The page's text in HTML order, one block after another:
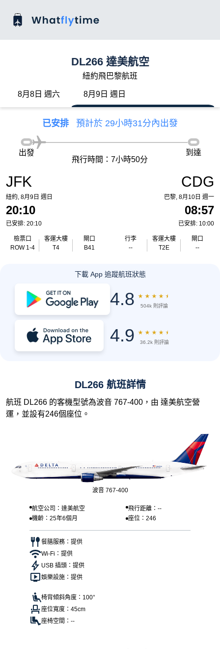
DL266 達美航空
紐約飛巴黎航班
8月8日 週六 8月9日 週日
已安排 預計於 29小時31分內出發
JFK
紐約, 8月9日 週日
20:10
已安排: 20:10
檢票口
ROW 1-4
客運大樓
T4
閘口
B41
出發
飛行時間：7小時50分
到達
CDG
巴黎, 8月10日 週一
08:57
已安排: 10:00
行李
--
客運大樓
T2E
閘口
--
下載 App 追蹤航班狀態
4.8 ★ ★ ★ ★ ★
504k 則評論
4.9 ★ ★ ★ ★ ★
36.2k 則評論
DL266 航班詳情
航班 DL266 的客機型號為波音 767-400，由 達美航空營
運，並設有246個座位。
波音 767-400
航空公司：達美航空
飛行距離：--
機齡：25年6個月
座位：246
餐膳服務：提供
Wi-Fi：提供
USB 插頭：提供
娛樂設施：提供
椅背傾斜角度：100°
座位寬度：45cm
座椅空間：--